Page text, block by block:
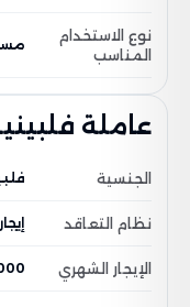
نوع الاستخدام
المناسب
عاملة
الجنسية
نظام التعاقد
الإيجار الشهري 2,000